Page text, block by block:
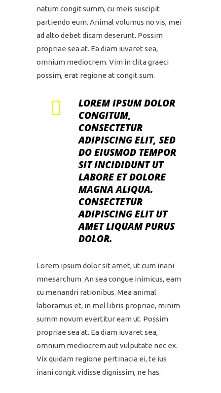
natum congit summ, cu meis suscipit
partiendo eum. Animal volumus no vis, mei
ad alto debet dicam deserunt. Possim
propriae sea at. Ea diam iuvaret sea,
omnium mediocrem. Vim in clita graeci
possim, erat regione at congit sum.
LOREM IPSUM DOLOR
CONGITUM,
CONSECTETUR
ADIPISCING ELIT, SED
DO EIUSMOD TEMPOR
SIT INCIDIDUNT UT
LABORE ET DOLORE
MAGNA ALIQUA.
CONSECTETUR
ADIPISCING ELIT UT
AMET LIQUAM PURUS
DOLOR.
Lorem ipsum dolor sit amet, ut cum inani
mnesarchum. An sea congue inimicus, eam
cu menandri rationibus. Mea animal
laboramus et, in mel libris propriae, minim
summ novum evertitur eam ut. Possim
propriae sea at. Ea diam iuvaret sea,
omnium mediocrem aut vulputate nec ex.
Vix quidam regione pertinacia ei, te ius
inani congit vidisse dignissim, ne has.